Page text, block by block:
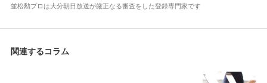
並松勲プロは大分朝日放送が厳正なる審査をした登録専門家です
関連するコラム